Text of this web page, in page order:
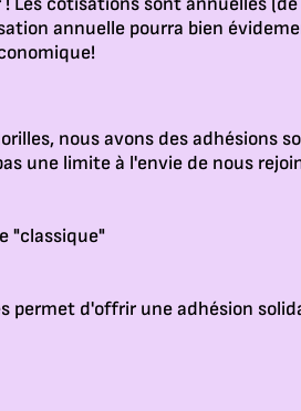
annuelle pourra bien
nous avons des adhésions
une limite à l'envie de nous
"classique"
permet d'offrir une adhésion